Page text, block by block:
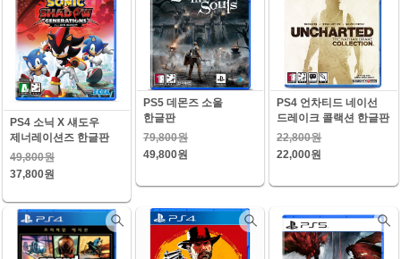
PS4 소닉 X 섀도우
제너레이션즈 한글판
49,800원
37,800원
PS5 데몬즈 소울
한글판
79,800원
49,800원
PS4 언차티드 네이선
드레이크 콜랙션 한글판
22,800원
22,000원